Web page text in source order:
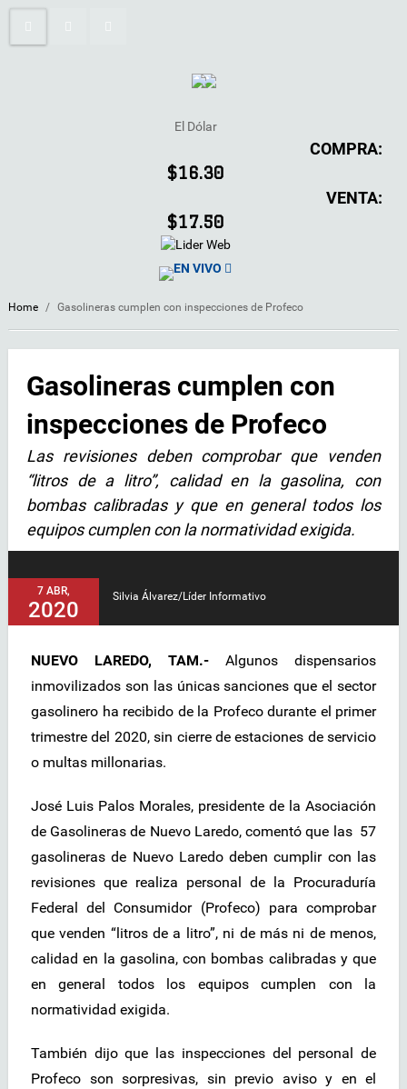
El Dólar
COMPRA:
$16.30
VENTA:
$17.50
EN VIVO
Home / Gasolineras cumplen con inspecciones de Profeco
Gasolineras cumplen con
inspecciones de Profeco
Las revisiones deben comprobar que venden
“litros de a litro”, calidad en la gasolina, con
bombas calibradas y que en general todos los
equipos cumplen con la normatividad exigida.
7 ABR,
2020
Silvia Álvarez/Líder Informativo
NUEVO LAREDO, TAM.- Algunos dispensarios
inmovilizados son las únicas sanciones que el sector
gasolinero ha recibido de la Profeco durante el primer
trimestre del 2020, sin cierre de estaciones de servicio
o multas millonarias.
José Luis Palos Morales, presidente de la Asociación
de Gasolineras de Nuevo Laredo, comentó que las 57
gasolineras de Nuevo Laredo deben cumplir con las
revisiones que realiza personal de la Procuraduría
Federal del Consumidor (Profeco) para comprobar
que venden “litros de a litro”, ni de más ni de menos,
calidad en la gasolina, con bombas calibradas y que
en general todos los equipos cumplen con la
normatividad exigida.
También dijo que las inspecciones del personal de
Profeco son sorpresivas, sin previo aviso y en el